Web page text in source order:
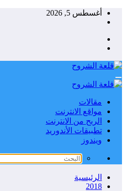
التجاوزأغسطس 5, 2026
مقالات
مواقع الانترنت
الربح من الانترنت
تطبيقات الأندوريد
ويندوز
الرئيسية
2018